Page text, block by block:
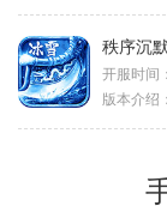
秩序沉默
开服时间：
版本介绍：